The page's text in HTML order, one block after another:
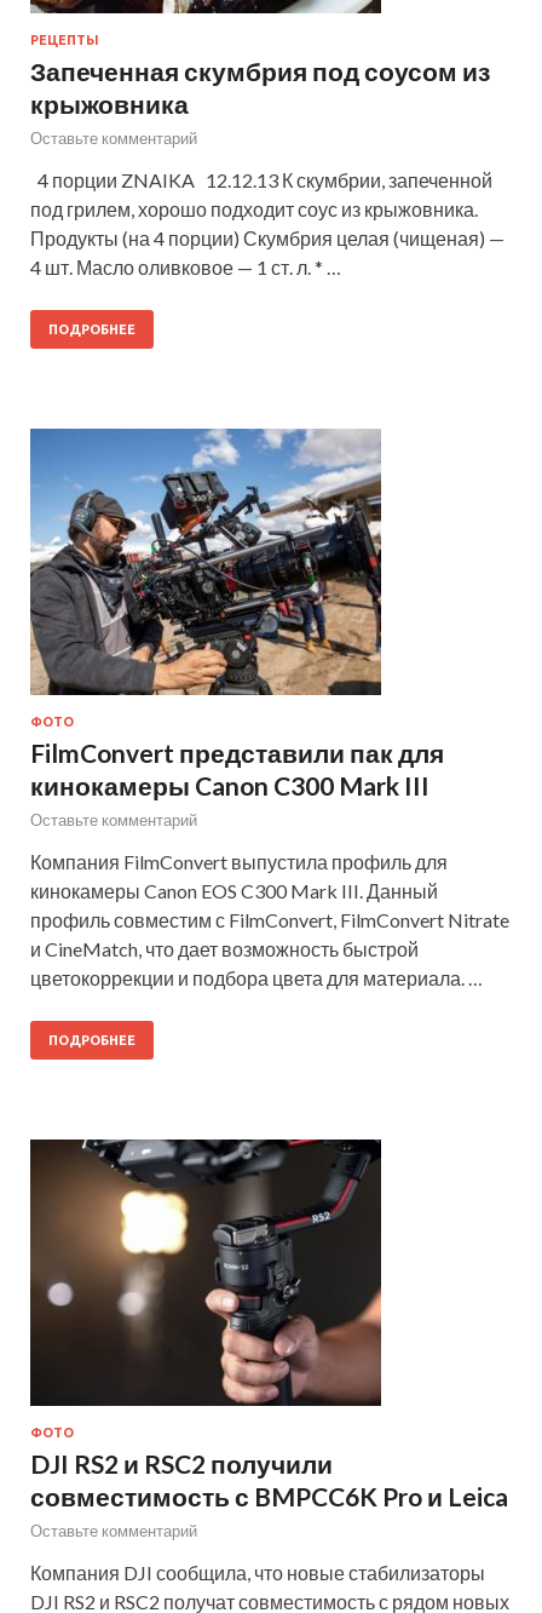
РЕЦЕПТЫ
Запеченная скумбрия под соусом из
крыжовника
Оставьте комментарий
4 порции ZNAIKA 12.12.13 К скумбрии, запеченной
под грилем, хорошо подходит соус из крыжовника.
Продукты (на 4 порции) Скумбрия целая (чищеная) —
4 шт. Масло оливковое — 1 ст. л. * …
ПОДРОБНЕЕ
ФОТО
FilmConvert представили пак для
кинокамеры Canon C300 Mark III
Оставьте комментарий
Компания FilmConvert выпустила профиль для
кинокамеры Canon EOS C300 Mark III. Данный
профиль совместим с FilmConvert, FilmConvert Nitrate
и CineMatch, что дает возможность быстрой
цветокоррекции и подбора цвета для материала. …
ПОДРОБНЕЕ
ФОТО
DJI RS2 и RSC2 получили
совместимость с BMPCC6K Pro и Leica
Оставьте комментарий
Компания DJI сообщила, что новые стабилизаторы
DJI RS2 и RSC2 получат совместимость с рядом новых